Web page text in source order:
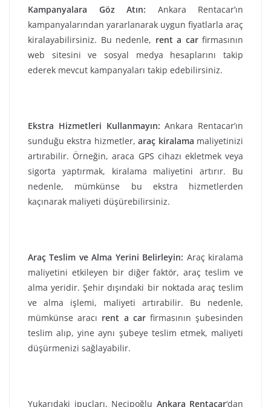
Kampanyalara Göz Atın: Ankara Rentacar’ın
kampanyalarından yararlanarak uygun fiyatlarla araç
kiralayabilirsiniz. Bu nedenle, rent a carfirmasının
web sitesini ve sosyal medya hesaplarını takip
ederek mevcut kampanyaları takip edebilirsiniz.
Ekstra Hizmetleri Kullanmayın: Ankara Rentacar’ın
sunduğu ekstra hizmetler,araç kiralama maliyetinizi
artırabilir. Örneğin, araca GPS cihazı ekletmek veya
sigorta yaptırmak, kiralama maliyetini artırır. Bu
nedenle, mümkünse bu ekstra hizmetlerden
kaçınarak maliyeti düşürebilirsiniz.
Araç Teslim ve Alma Yerini Belirleyin: Araç kiralama
maliyetini etkileyen bir diğer faktör, araç teslim ve
alma yeridir. Şehir dışındaki bir noktada araç teslim
ve alma işlemi, maliyeti artırabilir. Bu nedenle,
mümkünse aracı rent a carfirmasının şubesinden
teslim alıp, yine aynı şubeye teslim etmek, maliyeti
düşürmenizi sağlayabilir.
Yukarıdaki ipuçları, Necipoğlu Ankara Rentacar‘dan